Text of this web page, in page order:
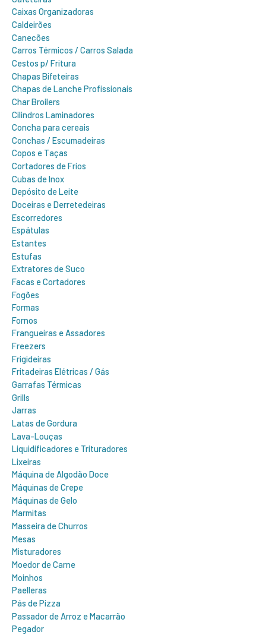
Caixas Organizadoras
Caldeirões
Canecões
Carros Térmicos / Carros Salada
Cestos p/ Fritura
Chapas Bifeteiras
Chapas de Lanche Profissionais
Char Broilers
Cilindros Laminadores
Concha para cereais
Conchas / Escumadeiras
Copos e Taças
Cortadores de Frios
Cubas de Inox
Depósito de Leite
Doceiras e Derretedeiras
Escorredores
Espátulas
Estantes
Estufas
Extratores de Suco
Facas e Cortadores
Fogões
Formas
Fornos
Frangueiras e Assadores
Freezers
Frigideiras
Fritadeiras Elétricas / Gás
Garrafas Térmicas
Grills
Jarras
Latas de Gordura
Lava-Louças
Liquidificadores e Trituradores
Lixeiras
Máquina de Algodão Doce
Máquinas de Crepe
Máquinas de Gelo
Marmitas
Masseira de Churros
Mesas
Misturadores
Moedor de Carne
Moinhos
Paelleras
Pás de Pizza
Passador de Arroz e Macarrão
Pegador